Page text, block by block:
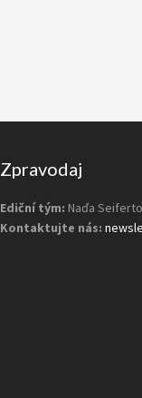
Zpravodaj
Ediční tým: Naďa
Kontaktujte nás: